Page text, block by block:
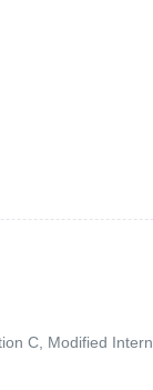
C, Modified